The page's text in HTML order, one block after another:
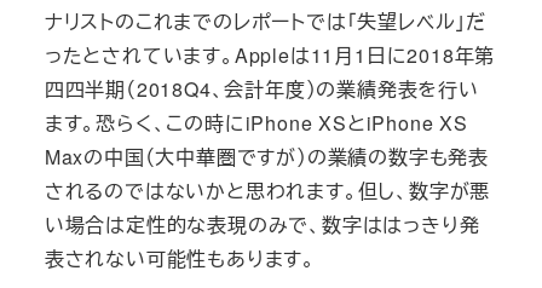
ナリストのこれまでのレポートでは「失望レベル」だ
ったとされています。Appleは11月1日に2018年第
四四半期（2018Q4、会計年度）の業績発表を行い
ます。恐らく、この時にiPhone XSとiPhone XS
Maxの中国（大中華圏ですが）の業績の数字も発表
されるのではないかと思われます。但し、数字が悪
い場合は定性的な表現のみで、数字ははっきり発
表されない可能性もあります。